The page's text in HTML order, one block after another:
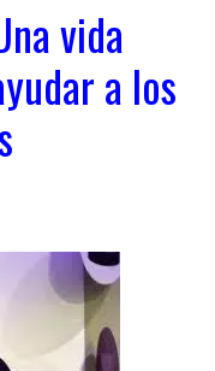
vida
a los